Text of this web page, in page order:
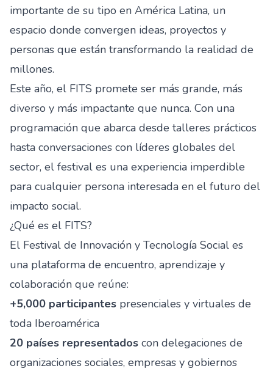
importante de su tipo en América Latina, un
espacio donde convergen ideas, proyectos y
personas que están transformando la realidad de
millones.
Este año, el FITS promete ser más grande, más
diverso y más impactante que nunca. Con una
programación que abarca desde talleres prácticos
hasta conversaciones con líderes globales del
sector, el festival es una experiencia imperdible
para cualquier persona interesada en el futuro del
impacto social.
¿Qué es el FITS?
El Festival de Innovación y Tecnología Social es
una plataforma de encuentro, aprendizaje y
colaboración que reúne:
+5,000 participantes presenciales y virtuales de
toda Iberoamérica
20 países representados con delegaciones de
organizaciones sociales, empresas y gobiernos